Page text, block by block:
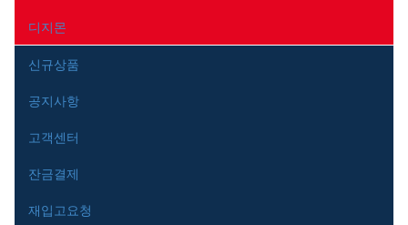
디지몬
신규상품
공지사항
고객센터
잔금결제
재입고요청